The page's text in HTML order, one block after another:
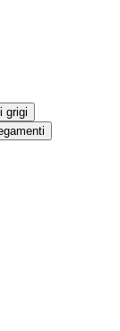
grigi